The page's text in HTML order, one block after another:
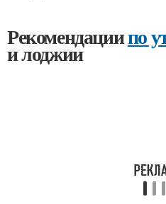
Рекомендациипо
и лоджии